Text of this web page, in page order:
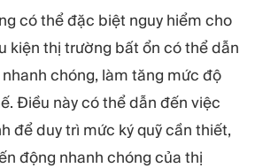
có thể đặc biệt nguy hiểm cho
kiện thị trường bất ổn có thể dẫn
chóng, làm tăng mức độ
Điều này có thể dẫn đến việc
để duy trì mức ký quỹ cần thiết,
động nhanh chóng của thị